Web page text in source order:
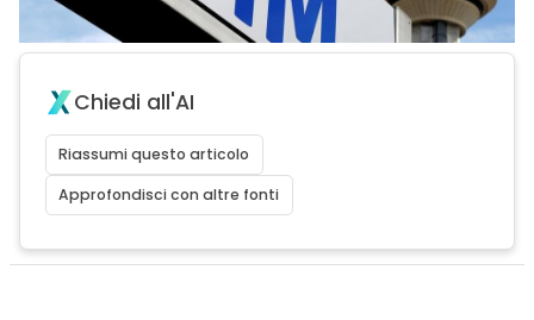
Chiedi all'AI
Riassumi questo articolo
Approfondisci con altre fonti